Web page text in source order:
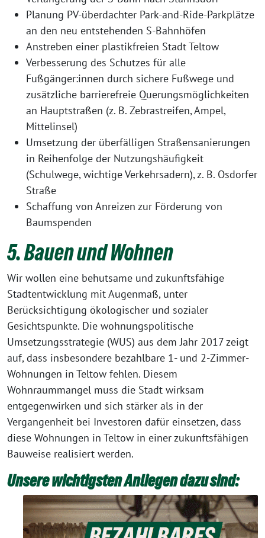
Planung PV-überdachter Park-and-Ride-Parkplätze
an den neu entstehenden S-Bahnhöfen
Anstreben einer plastikfreien Stadt Teltow
Verbesserung des Schutzes für alle
Fußgänger:innen durch sichere Fußwege und
zusätzliche barrierefreie Querungsmöglichkeiten
an Hauptstraßen (z. B. Zebrastreifen, Ampel,
Mittelinsel)
Umsetzung der überfälligen Straßensanierungen
in Reihenfolge der Nutzungshäufigkeit
(Schulwege, wichtige Verkehrsadern), z. B. Osdorfer
Straße
Schaffung von Anreizen zur Förderung von
Baumspenden
5. Bauen und Wohnen
Wir wollen eine behutsame und zukunftsfähige
Stadtentwicklung mit Augenmaß, unter
Berücksichtigung ökologischer und sozialer
Gesichtspunkte. Die wohnungspolitische
Umsetzungsstrategie (WUS) aus dem Jahr 2017 zeigt
auf, dass insbesondere bezahlbare 1- und 2-Zimmer-
Wohnungen in Teltow fehlen. Diesem
Wohnraummangel muss die Stadt wirksam
entgegenwirken und sich stärker als in der
Vergangenheit bei Investoren dafür einsetzen, dass
diese Wohnungen in Teltow in einer zukunftsfähigen
Bauweise realisiert werden.
Unsere wichtigsten Anliegen dazu sind: